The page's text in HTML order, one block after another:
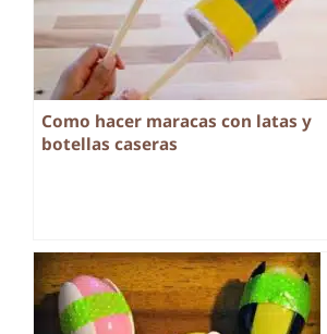
Como hacer maracas con latas y
botellas caseras